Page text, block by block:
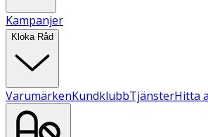
Kampanjer
Kloka Råd
VarumärkenKundklubbTjänsterHitta